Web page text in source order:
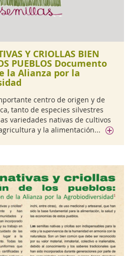
Y CRIOLLAS BIEN
PUEBLOS Documento
la Alianza por la
centro de origen y de
tanto de especies silvestres
variedades nativas de cultivos
y la alimentación...